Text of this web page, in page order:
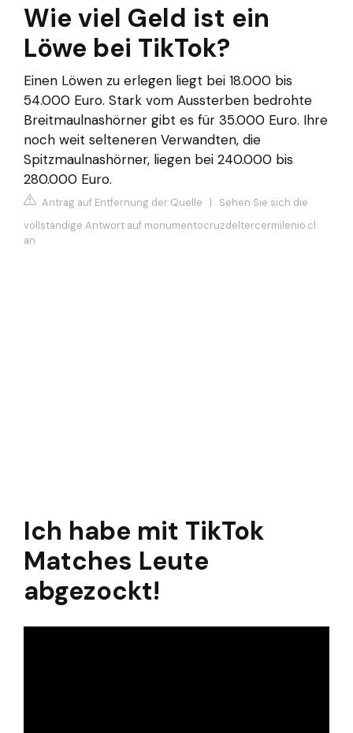
Wie viel Geld ist ein
Löwe bei TikTok?
Einen Löwen zu erlegen liegt bei 18.000 bis
54.000 Euro. Stark vom Aussterben bedrohte
Breitmaulnashörner gibt es für 35.000 Euro. Ihre
noch weit selteneren Verwandten, die
Spitzmaulnashörner, liegen bei 240.000 bis
280.000 Euro.
Antrag auf Entfernung der Quelle | Sehen Sie sich die
vollständige Antwort auf monumentocruzdeltercermilenio.cl
an
Ich habe mit TikTok
Matches Leute
abgezockt!